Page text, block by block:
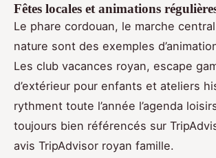
Fêtes locales et animations
Le phare cordouan, le marche
nature sont des exemples
Les club vacances royan, escape
d’extérieur pour enfants et ateliers
rythment toute l’année l’agenda
toujours bien référencés sur
avis TripAdvisor royan famille.